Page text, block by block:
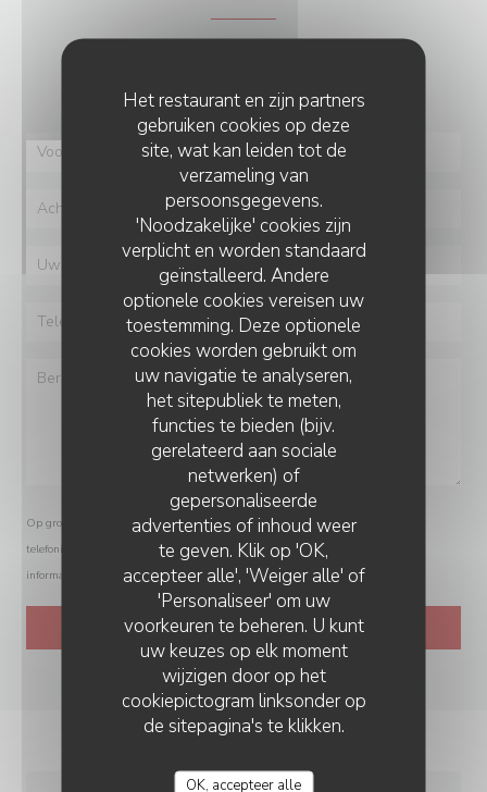
Het restaurant en zijn partners
gebruiken cookies op deze
site, wat kan leiden tot de
verzameling van
persoonsgegevens.
'Noodzakelijke' cookies zijn
verplicht en worden standaard
geïnstalleerd. Andere
optionele cookies vereisen uw
toestemming. Deze optionele
cookies worden gebruikt om
uw navigatie te analyseren,
het sitepubliek te meten,
functies te bieden (bijv.
gerelateerd aan sociale
netwerken) of
gepersonaliseerde
advertenties of inhoud weer
te geven. Klik op 'OK,
accepteer alle', 'Weiger alle' of
'Personaliseer' om uw
voorkeuren te beheren. U kunt
uw keuzes op elk moment
wijzigen door op het
cookiepictogram linksonder op
de sitepagina's te klikken.
OK, accepteer alle
Op grond van de privacywetgeving heeft u het recht om u af te melden voor
telefonische marketing via het Bel-me-niet Register: bel-me-niet.nl
informatie over hoe wij uw gegevens verwerken, zie onsprivacybeleid